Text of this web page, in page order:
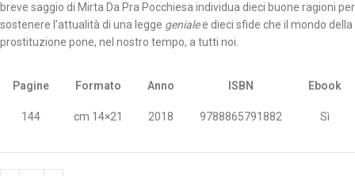
breve saggio di Mirta Da Pra Pocchiesa individua dieci buone ragioni per
sostenere l’attualità di una legge genialee dieci sfide che il mondo della
prostituzione pone, nel nostro tempo, a tutti noi.
Pagine
144
Formato
cm 14×21
Anno
2018
ISBN
9788865791882
Ebook
Sì